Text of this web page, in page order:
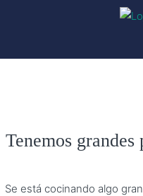
Tenemos
Se está cocinando algo